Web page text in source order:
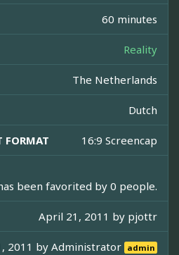
60 minutes
Reality
The Netherlands
Dutch
FORMAT 16:9 Screencap
been favorited by 0 people.
April 21, 2011 by pjottr
2011 byAdministrator admin